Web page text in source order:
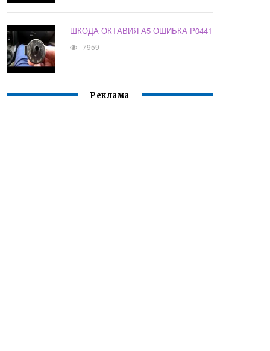
ШКОДА ОКТАВИЯ А5 ОШИБКА P0441
7959
Реклама